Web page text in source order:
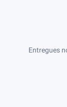
Entregues